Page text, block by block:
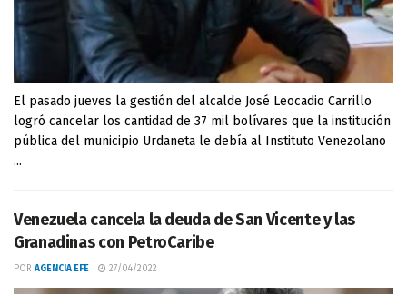
El pasado jueves la gestión del alcalde José Leocadio Carrillo
logró cancelar los cantidad de 37 mil bolívares que la institución
pública del municipio Urdaneta le debía al Instituto Venezolano
...
Venezuela cancela la deuda de San Vicente y las
Granadinas con PetroCaribe
POR AGENCIA EFE 27/04/2022